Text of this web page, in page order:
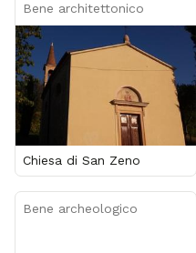
Bene architettonico
Chiesa di San Zeno
Bene archeologico